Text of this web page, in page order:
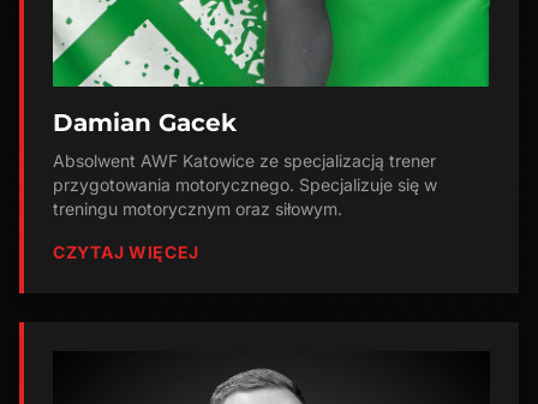
Damian Gacek
Absolwent AWF Katowice ze specjalizacją trener
przygotowania motorycznego. Specjalizuje się w
treningu motorycznym oraz siłowym.
CZYTAJ WIĘCEJ